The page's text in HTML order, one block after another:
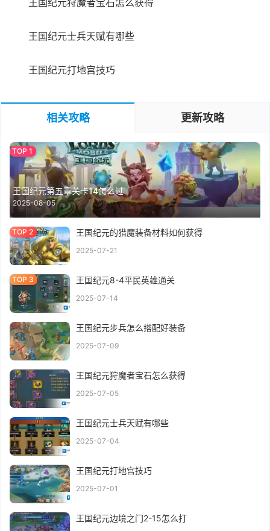
王国纪元狩魔者宝石怎么获得
王国纪元士兵天赋有哪些
王国纪元打地宫技巧
相关攻略 更新攻略
王国纪元第五章关卡14怎么过
2025-08-05
王国纪元的猎魔装备材料如何获得
2025-07-21
王国纪元8-4平民英雄通关
2025-07-14
王国纪元步兵怎么搭配好装备
2025-07-09
王国纪元狩魔者宝石怎么获得
2025-07-05
王国纪元士兵天赋有哪些
2025-07-04
王国纪元打地宫技巧
2025-07-01
王国纪元边境之门2-15怎么打